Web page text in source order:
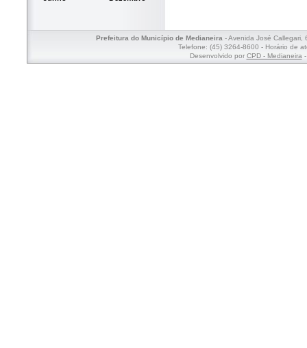
Prefeitura do Município de Medianeira- Avenida José Callegari,
Telefone: (45) 3264-8600 - Horário de
Desenvolvido por CPD - Medianeira-